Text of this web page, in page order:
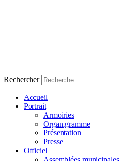
Rechercher
Accueil
Portrait
Armoiries
Organigramme
Présentation
Presse
Officiel
Assemblées municipales